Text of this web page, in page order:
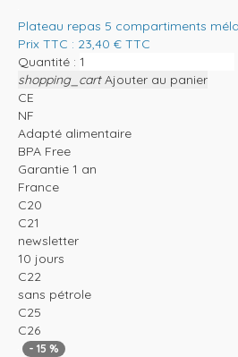
Plateau repas 5 compartiments
Prix TTC : 23,40 € TTC
Quantité :
shopping_cart Ajouter au panier
CE
NF
Adapté alimentaire
BPA Free
Garantie 1 an
France
C20
C21
newsletter
10 jours
C22
sans pétrole
C25
C26
- 15 %